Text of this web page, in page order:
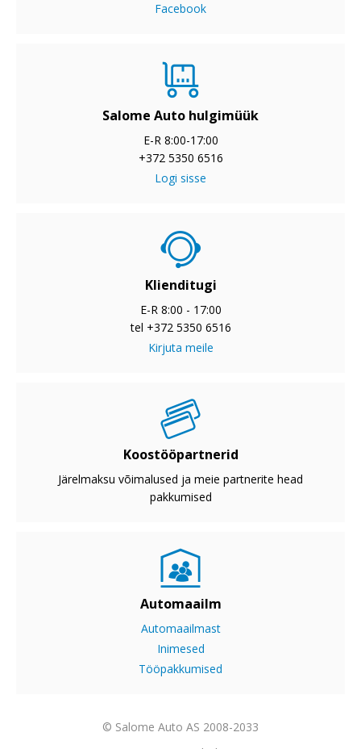
Facebook
Salome Auto hulgimüük
E-R 8:00-17:00
+372 5350 6516
Logi sisse
Klienditugi
E-R 8:00 - 17:00
tel +372 5350 6516
Kirjuta meile
Koostööpartnerid
Järelmaksu võimalused ja meie partnerite head
pakkumised
Automaailm
Automaailmast
Inimesed
Tööpakkumised
© Salome Auto AS 2008-2033